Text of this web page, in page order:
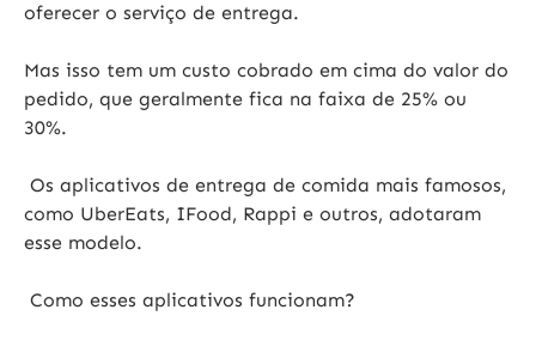
oferecer o serviço de entrega.
Mas isso tem um custo cobrado em cima do valor do
pedido, que geralmente fica na faixa de 25% ou
30%.
Os aplicativos de entrega de comida mais famosos,
como UberEats, IFood, Rappi e outros, adotaram
esse modelo.
Como esses aplicativos funcionam?